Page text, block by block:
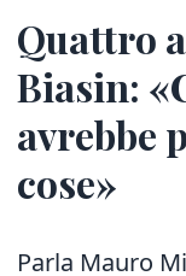
Quattro
Biasin:
avrebbe
cose»
Parla Mauro